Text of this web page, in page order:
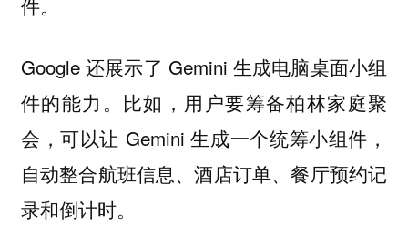
件。
Google 还展示了 Gemini 生成电脑桌面小组
件的能力。比如，用户要筹备柏林家庭聚
会，可以让 Gemini 生成一个统筹小组件，
自动整合航班信息、酒店订单、餐厅预约记
录和倒计时。